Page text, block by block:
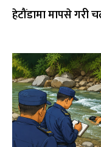
हेटौंडामा मापसे गरी